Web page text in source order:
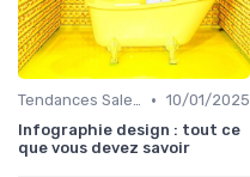
Tendances Sales & innovation commerciale • 10/01/2025
Infographie design : tout ce
que vous devez savoir